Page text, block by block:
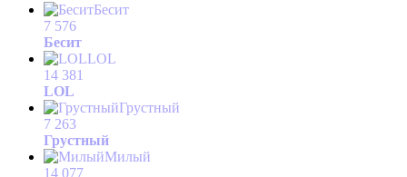
Бесит
7 576
Бесит
LOL
14 381
LOL
Грустный
7 263
Грустный
Милый
14 077